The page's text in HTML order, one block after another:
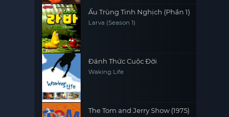
Ấu Trùng Tinh Nghịch (Phần 1)
Larva (Season 1)
Đánh Thức Cuộc Đời
Waking Life
The Tom and Jerry Show (1975)